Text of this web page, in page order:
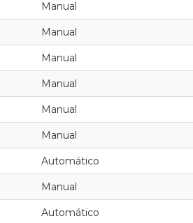
Manual
Manual
Manual
Manual
Manual
Manual
Automático
Manual
Automático